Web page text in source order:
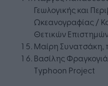
Γεωλογικής και
Ωκεανογραφίας /
Θετικών
Μαίρη Συνατσάκη,
Βασίλης
Τyphoon Project